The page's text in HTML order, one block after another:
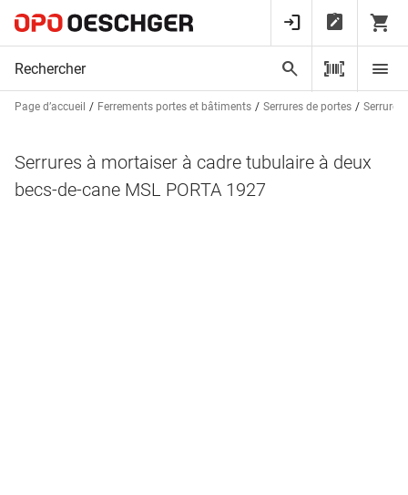
Page d’accueil Ferrements portes et bâtiments Serrures de portes Serrures
Serrures à mortaiser à cadre tubulaire à deux
becs-de-cane MSL PORTA 1927